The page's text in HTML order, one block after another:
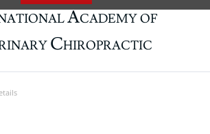
ACADEMY OF
CHIROPRACTIC